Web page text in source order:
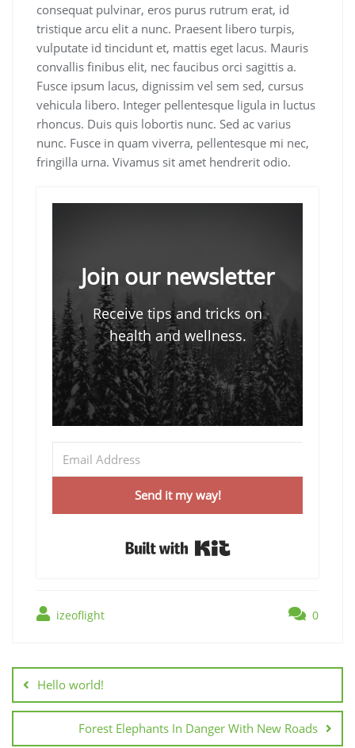
consequat pulvinar, eros purus rutrum erat, id
tristique arcu elit a nunc. Praesent libero turpis,
vulputate id tincidunt et, mattis eget lacus. Mauris
convallis finibus elit, nec faucibus orci sagittis a.
Fusce ipsum lacus, dignissim vel sem sed, cursus
vehicula libero. Integer pellentesque ligula in luctus
rhoncus. Duis quis lobortis nunc. Sed ac varius
nunc. Fusce in quam viverra, pellentesque mi nec,
fringilla urna. Vivamus sit amet hendrerit odio.
Join our newsletter
Receive tips and tricks on
health and wellness.
Send it my way!
izeoflight 0
Hello world!
Forest Elephants In Danger With New Roads